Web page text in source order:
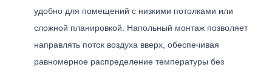
удобно для помещений с низкими потолками или
сложной планировкой. Напольный монтаж позволяет
направлять поток воздуха вверх, обеспечивая
равномерное распределение температуры без